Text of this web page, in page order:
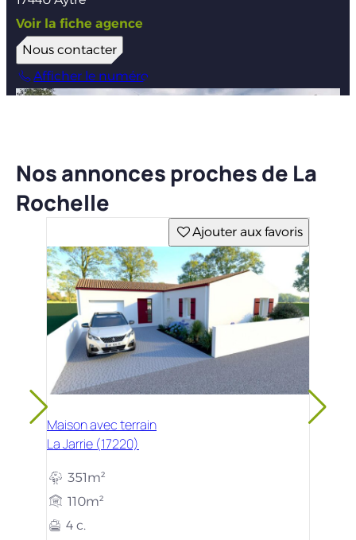
Voir la fiche agence
Nous contacter
Afficher le numéro
Nos annonces proches de La
Rochelle
Ajouter aux favoris
Maison avec terrain
La Jarrie (17220)
351m²
110m²
4 c.